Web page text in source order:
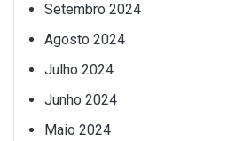
Setembro 2024
Agosto 2024
Julho 2024
Junho 2024
Maio 2024